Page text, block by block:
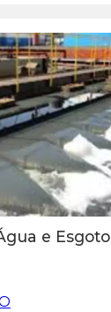
e Esgoto